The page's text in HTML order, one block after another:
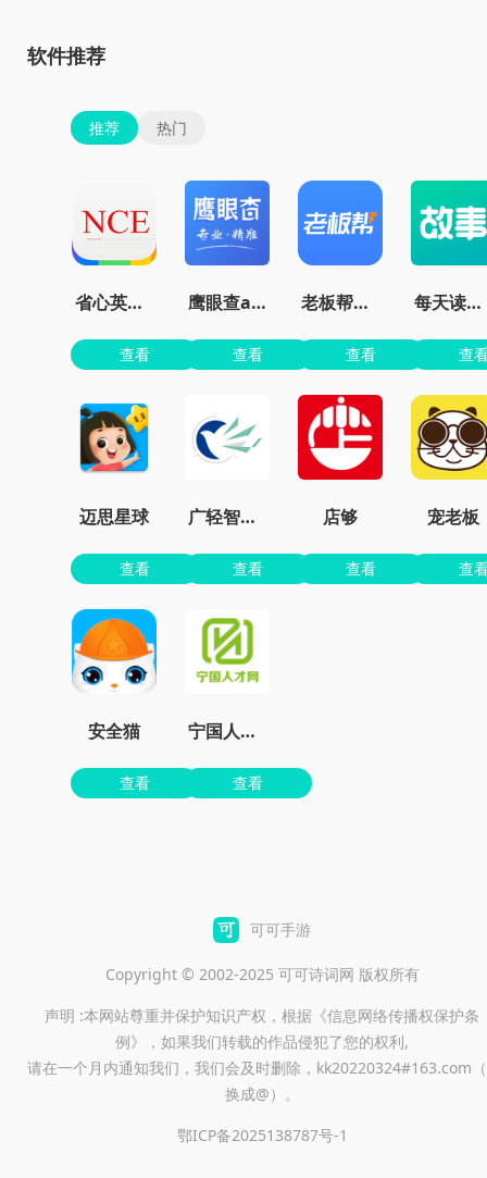
软件推荐
推荐 热门
省心英语新概念安卓版
查看
鹰眼查app
查看
老板帮官方版
查看
每天读点故事
查
迈思星球
查看
广轻智慧3.0
查看
店够
查看
宠老板
查
安全猫
查看
宁国人才网
查看
可可手游
Copyright © 2002-2025 可可诗词网 版权所有
声明 :本网站尊重并保护知识产权，根据《信息网络传播权保护条
例》，如果我们转载的作品侵犯了您的权利,
请在一个月内通知我们，我们会及时删除，kk20220324#163.com
换成@）。
鄂ICP备2025138787号-1